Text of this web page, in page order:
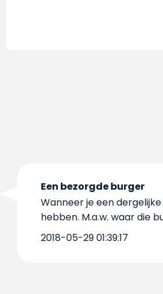
Een bezorgde burger
Wanneer je een
hebben. M.a.w. waar die
2018-05-29 01:39:17